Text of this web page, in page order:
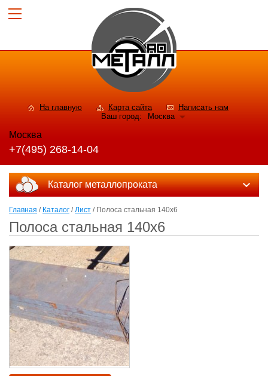
На главную Карта сайта
Написать нам
Ваш город:
Москва
Москва
+7(495) 268-14-04
Каталог металлопроката
Главная / Каталог /Лист / Полоса стальная 140x6
Полоса стальная 140x6